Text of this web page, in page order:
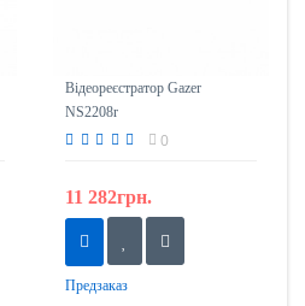
Відеореєстратор Gazer
NS2208r
0
11 282грн.
Предзаказ